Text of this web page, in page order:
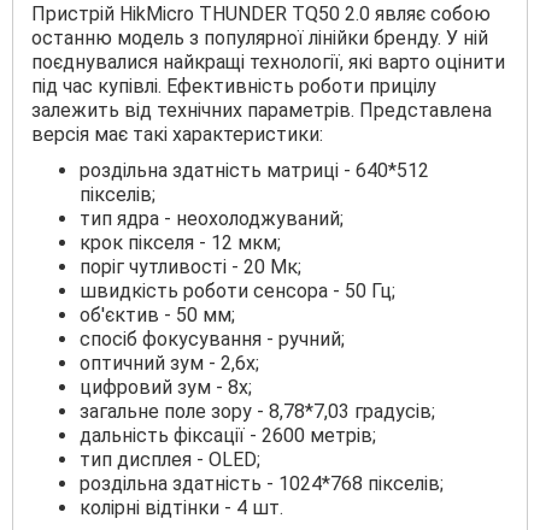
Пристрій HikMicro THUNDER TQ50 2.0 являє собою
останню модель з популярної лінійки бренду. У ній
поєднувалися найкращі технології, які варто оцінити
під час купівлі. Ефективність роботи прицілу
залежить від технічних параметрів. Представлена
версія має такі характеристики:
роздільна здатність матриці - 640*512
пікселів;
тип ядра - неохолоджуваний;
крок пікселя - 12 мкм;
поріг чутливості - 20 Мк;
швидкість роботи сенсора - 50 Гц;
об'єктив - 50 мм;
спосіб фокусування - ручний;
оптичний зум - 2,6х;
цифровий зум - 8х;
загальне поле зору - 8,78*7,03 градусів;
дальність фіксації - 2600 метрів;
тип дисплея - OLED;
роздільна здатність - 1024*768 пікселів;
колірні відтінки - 4 шт.